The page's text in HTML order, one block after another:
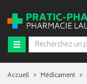
Accueil Médicament